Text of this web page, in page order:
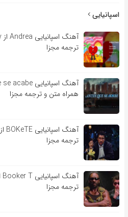
اسپانیایی
ترجمه مجزا
همراه متن و ترجمه مجزا
ترجمه مجزا
ترجمه مجزا